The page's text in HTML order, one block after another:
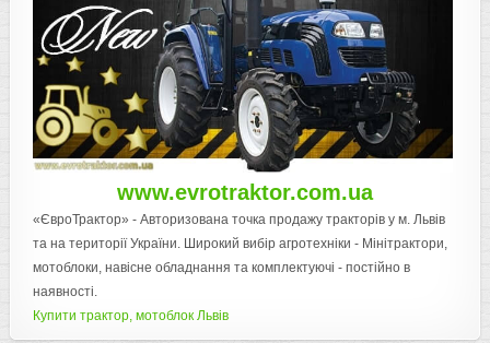
www.evrotraktor.com.ua
«ЄвроТрактор» - Авторизована точка продажу тракторів у м. Львів
та на території України. Широкий вибір агротехніки - Мінітрактори,
мотоблоки, навісне обладнання та комплектуючі - постійно в
наявності.
Купити трактор, мотоблок Львів